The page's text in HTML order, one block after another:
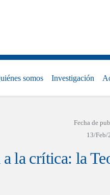
somos Investigación
Fecha de
13/Feb/
la crítica: la